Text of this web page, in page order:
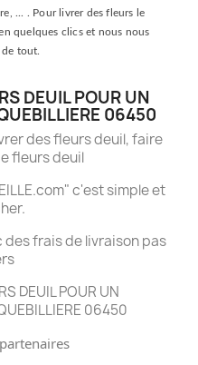
... . Pour livrer des fleurs le
quelques clics et nous nous
tout.
DEUIL POUR UN
06450
des fleurs deuil, faire
fleurs deuil
c'est simple et
des frais de livraison pas
DEUIL POUR UN
06450